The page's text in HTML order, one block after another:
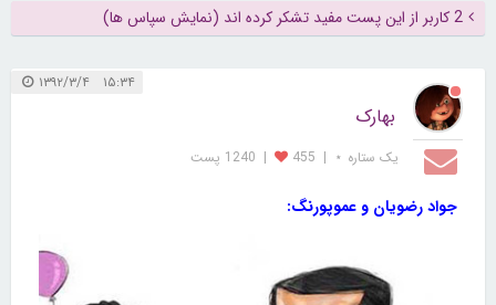
2 کاربر از این پست مفید تشکر کرده اند (نمایش سپاس ها)
۱۵:۳۴ ۱۳۹۲/۳/۴
بهارک
یک ستاره ⋆ |
455
| 1240 پست
جواد رضویان و عموپورنگ: